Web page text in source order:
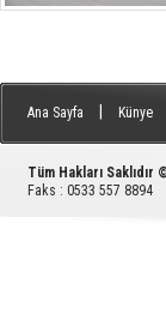
Ana Sayfa Künye
Tüm Hakları Saklıdır
Faks : 0533 557 8894